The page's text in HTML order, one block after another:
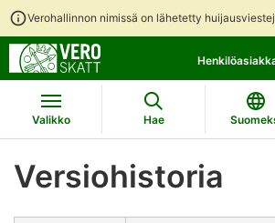
Verohallinnon nimissä on lähetetty
suoraan
sisältöön
koko
sivuston
hakuun
Valikko Hae
Versiohistoria